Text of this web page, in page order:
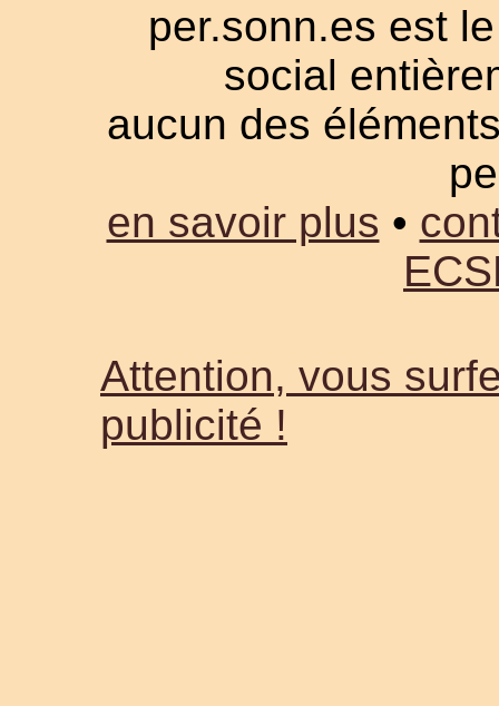
per.sonn.es est
social
aucun des
en savoir plus •
Attention, vous
publicité !